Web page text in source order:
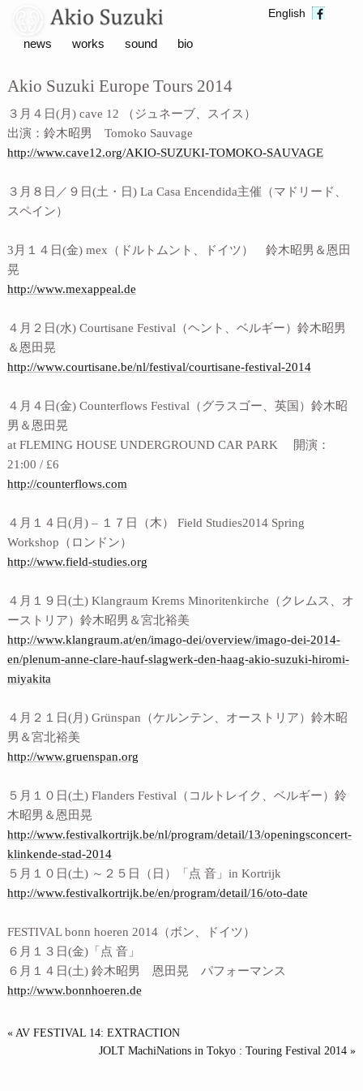
news works sound bio
English
Akio Suzuki Europe Tours 2014
３月４日(月) cave 12 （ジュネーブ、スイス）
出演：鈴木昭男 Tomoko Sauvage
http://www.cave12.org/AKIO-SUZUKI-TOMOKO-SAUVAGE
３月８日／９日(土・日) La Casa Encendida主催（マドリード、
スペイン）
3月１４日(金) mex（ドルトムント、ドイツ） 鈴木昭男＆恩田
晃
http://www.mexappeal.de
４月２日(水) Courtisane Festival（ヘント、ベルギー）鈴木昭男
＆恩田晃
http://www.courtisane.be/nl/festival/courtisane-festival-2014
４月４日(金) Counterflows Festival（グラスゴー、英国）鈴木昭
男＆恩田晃
at FLEMING HOUSE UNDERGROUND CAR PARK 開演：
21:00 / £6
http://counterflows.com
４月１４日(月) – １７日（木） Field Studies2014 Spring
Workshop（ロンドン）
http://www.field-studies.org
４月１９日(土) Klangraum Krems Minoritenkirche（クレムス、オ
ーストリア）鈴木昭男＆宮北裕美
http://www.klangraum.at/en/imago-dei/overview/imago-dei-2014-
en/plenum-anne-clare-hauf-slagwerk-den-haag-akio-suzuki-hiromi-
miyakita
４月２１日(月) Grünspan（ケルンテン、オーストリア）鈴木昭
男＆宮北裕美
http://www.gruenspan.org
５月１０日(土) Flanders Festival（コルトレイク、ベルギー）鈴
木昭男＆恩田晃
http://www.festivalkortrijk.be/nl/program/detail/13/openingsconcert-
klinkende-stad-2014
５月１０日(土) ～２５日（日）「点 音」in Kortrijk
http://www.festivalkortrijk.be/en/program/detail/16/oto-date
FESTIVAL bonn hoeren 2014（ボン、ドイツ）
６月１３日(金)「点 音」
６月１４日(土) 鈴木昭男 恩田晃 パフォーマンス
http://www.bonnhoeren.de
« AV FESTIVAL 14: EXTRACTION
JOLT MachiNations in Tokyo : Touring Festival 2014 »